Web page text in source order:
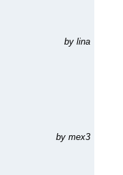
by lina
by mex3